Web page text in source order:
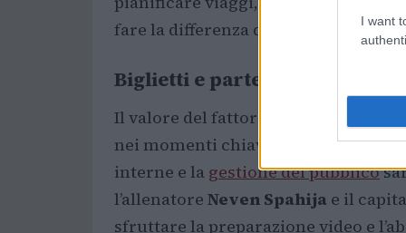
I want
fare la differenza quando le partite
Biglietti e partecipazione
Il valore del fattore campo resta
nei momenti chiave. La società ha
interne e la gestione del pubblico
l’allenatore Neven Spahija e il
sfruttare la preparazione video e